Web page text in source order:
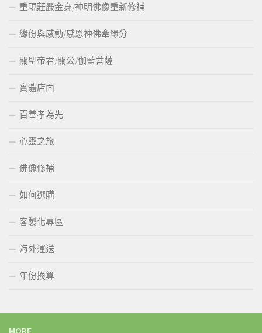
重現莊嚴金身/神明佛像重新修補
緣份與感動/感恩神佛牽緣分
關聖帝君/關公/伽藍菩薩
實體店面
百善孝為先
心靈之旅
佛像修補
如何選購
客製化專區
海外運送
年份換算